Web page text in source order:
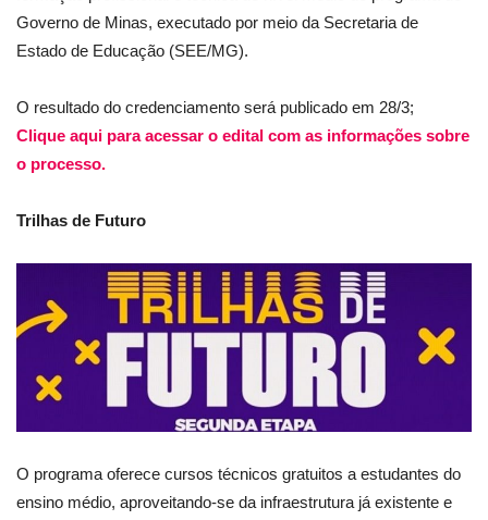
Governo de Minas, executado por meio da Secretaria de
Estado de Educação (SEE/MG).
O resultado do credenciamento será publicado em 28/3;
Clique aqui para acessar o edital com as informações sobre
o processo.
Trilhas de Futuro
O programa oferece cursos técnicos gratuitos a estudantes do
ensino médio, aproveitando-se da infraestrutura já existente e